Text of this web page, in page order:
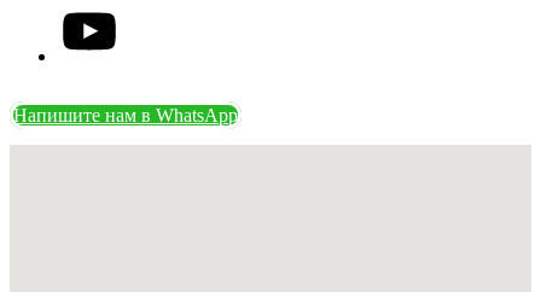
Напишите нам в WhatsApp